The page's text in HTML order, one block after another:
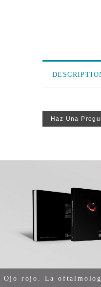
Haz Una
Love
Ojo rojo. La